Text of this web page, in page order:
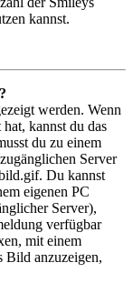
kannst.
werden. Wenn
kannst du das
du zu einem
Server
Du kannst
eigenen PC
Server),
verfügbar
mit einem
Bild anzuzeigen,